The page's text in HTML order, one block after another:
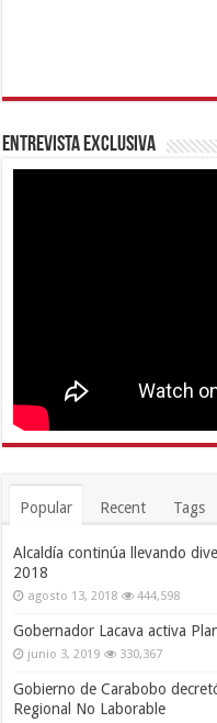
Entrevista Exclusiva
Popular Recent Tags
Alcaldía continúa llevando
2018
agosto 13, 2018 444,598
Gobernador Lacava activa
junio 3, 2019 330,367
Gobierno de Carabobo
Regional No Laborable